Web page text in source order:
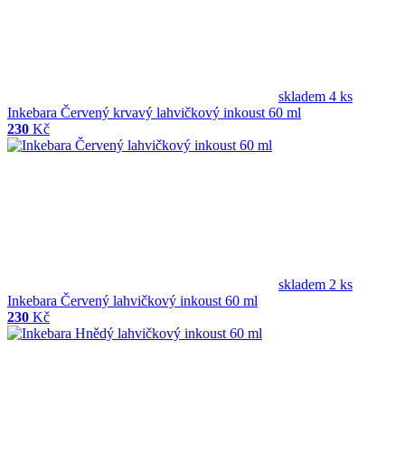
skladem 4 ks
Inkebara Červený krvavý lahvičkový inkoust 60 ml
230 Kč
skladem 2 ks
Inkebara Červený lahvičkový inkoust 60 ml
230 Kč